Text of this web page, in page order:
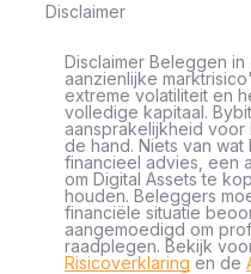
Disclaimer
Disclaimer Beleggen
aanzienlijke
extreme volatiliteit en
volledige kapitaal.
aansprakelijkheid
de hand. Niets van
financieel advies, een
om Digital Assets te
houden. Beleggers
financiële situatie
aangemoedigd om
raadplegen. Bekijk
Risicoverklaring en de